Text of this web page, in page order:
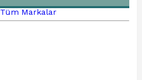
Tüm Markalar